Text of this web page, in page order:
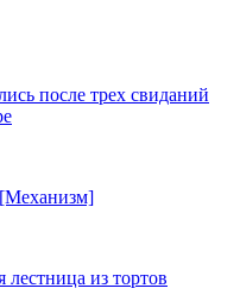
после трех свиданий
из тортов